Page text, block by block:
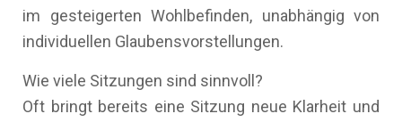
im gesteigerten Wohlbefinden, unabhängig von
individuellen Glaubensvorstellungen.
Wie viele Sitzungen sind sinnvoll?
Oft bringt bereits eine Sitzung neue Klarheit und